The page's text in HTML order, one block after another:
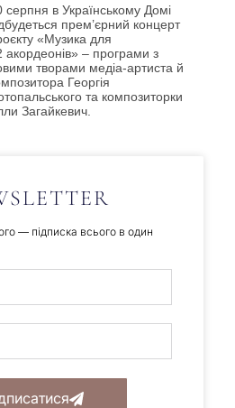
серпня в Українському Домі
прем’єрний концерт
«Музика для
акордеонів» – програми з
творами медіа-артиста й
Георгія
та композиторки
Загайкевич.
— підписка всього в один